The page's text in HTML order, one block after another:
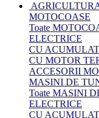
MOTOCOASE
Toate
ELECTRICE
CU
CU MOTOR
ACCESORII
MASINI DE
Toate MASINI
ELECTRICE
CU